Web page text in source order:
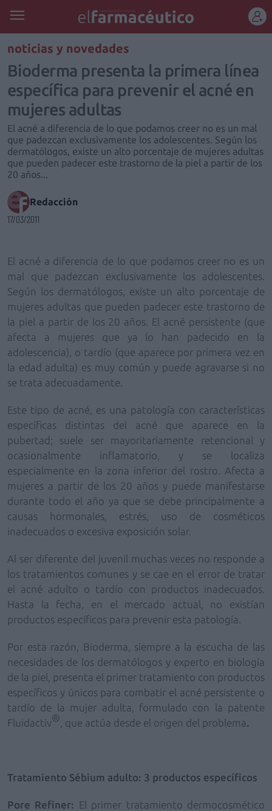
REGÍSTRATE
noticias y novedades
Bioderma presenta la primera línea
específica para prevenir el acné en
mujeres adultas
El acné a diferencia de lo que podamos creer no es un mal
que padezcan exclusivamente los adolescentes. Según los
dermatólogos, existe un alto porcentaje de mujeres adultas
que pueden padecer este trastorno de la piel a partir de los
20 años...
Redacción
17/03/2011
El acné a diferencia de lo que podamos creer no es un
mal que padezcan exclusivamente los adolescentes.
Según los dermatólogos, existe un alto porcentaje de
mujeres adultas que pueden padecer este trastorno de
la piel a partir de los 20 años . El acné persistente (que
afecta a mujeres que ya lo han padecido en la
adolescencia), o tardío (que aparece por primera vez en
la edad adulta) es muy común y puede agravarse si no
se trata adecuadamente.
Este tipo de acné, es una patología con características
específicas distintas del acné que aparece en la
pubertad; suele ser mayoritariamente retencional y
ocasionalmente inflamatorio, y se localiza
especialmente en la zona inferior del rostro. Afecta a
mujeres a partir de los 20 años y puede manifestarse
durante todo el año ya que se debe principalmente a
causas hormonales, estrés, uso de cosméticos
inadecuados o excesiva exposición solar.
Al ser diferente del juvenil muchas veces no responde a
los tratamientos comunes y se cae en el error de tratar
el acné adulto o tardío con productos inadecuados.
Hasta la fecha, en el mercado actual, no existían
productos específicos para prevenir esta patología.
Por esta razón, Bioderma, siempre a la escucha de las
necesidades de los dermatólogos y experto en biología
de la piel, presenta el primer tratamiento con productos
específicos y únicos para combatir el acné persistente o
tardío de la mujer adulta, formulado con la patente
Fluidactiv® , que actúa desde el origen del problema.
Tratamiento Sébium adulto: 3 productos específicos
Pore Refiner:
El primer tratamiento dermocosmético